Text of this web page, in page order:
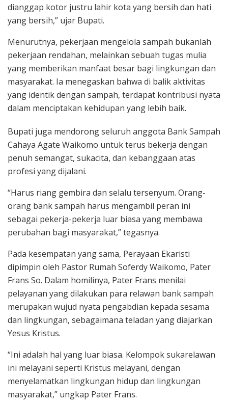
dianggap kotor justru lahir kota yang bersih dan hati
yang bersih,” ujar Bupati.
Menurutnya, pekerjaan mengelola sampah bukanlah
pekerjaan rendahan, melainkan sebuah tugas mulia
yang memberikan manfaat besar bagi lingkungan dan
masyarakat. Ia menegaskan bahwa di balik aktivitas
yang identik dengan sampah, terdapat kontribusi nyata
dalam menciptakan kehidupan yang lebih baik.
Bupati juga mendorong seluruh anggota Bank Sampah
Cahaya Agate Waikomo untuk terus bekerja dengan
penuh semangat, sukacita, dan kebanggaan atas
profesi yang dijalani.
“Harus riang gembira dan selalu tersenyum. Orang-
orang bank sampah harus mengambil peran ini
sebagai pekerja-pekerja luar biasa yang membawa
perubahan bagi masyarakat,” tegasnya.
Pada kesempatan yang sama, Perayaan Ekaristi
dipimpin oleh Pastor Rumah Soferdy Waikomo, Pater
Frans So. Dalam homilinya, Pater Frans menilai
pelayanan yang dilakukan para relawan bank sampah
merupakan wujud nyata pengabdian kepada sesama
dan lingkungan, sebagaimana teladan yang diajarkan
Yesus Kristus.
“Ini adalah hal yang luar biasa. Kelompok sukarelawan
ini melayani seperti Kristus melayani, dengan
menyelamatkan lingkungan hidup dan lingkungan
masyarakat,” ungkap Pater Frans.